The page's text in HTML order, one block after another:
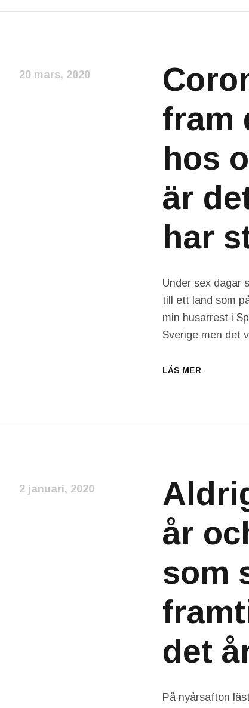
fram
hos
är
har
20 mars, 2020
Under sex dagar
till ett land som
min husarrest i
Sverige men det
LÄS MER
år
som
det
2 januari, 2020
På nyårsafton